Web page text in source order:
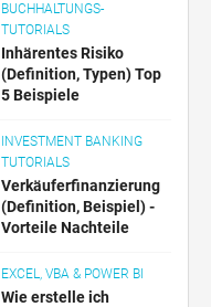
BUCHHALTUNGS-
TUTORIALS
Inhärentes Risiko
(Definition, Typen) Top
5 Beispiele
INVESTMENT BANKING
TUTORIALS
Verkäuferfinanzierung
(Definition, Beispiel) -
Vorteile Nachteile
EXCEL, VBA & POWER BI
Wie erstelle ich